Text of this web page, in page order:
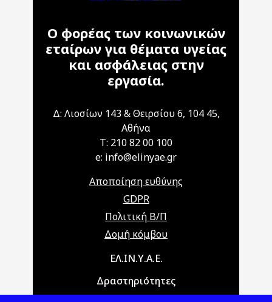
Ο φορέας των κοινωνικών
εταίρων για θέματα υγείας
και ασφάλειας στην
εργασία.
Δ: Λιοσίων 143 & Θειρσίου 6, 104 45,
Αθήνα
T: 210 82 00 100
e: info@elinyae.gr
Αποποίηση ευθύνης
GDPR
Πολιτική Β/Π
Δομή κόμβου
Main navigationΕΛ.ΙΝ.Υ.Α.Ε.
Δραστηριότητες